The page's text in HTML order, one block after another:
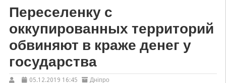
Переселенку с
оккупированных территорий
обвиняют в краже денег у
государства
05.12.2019 16:45 Дніпро